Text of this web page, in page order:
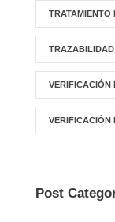
TRATAMIENTO
TRAZABILIDAD
VERIFICACIÓN
VERIFICACIÓN
Post